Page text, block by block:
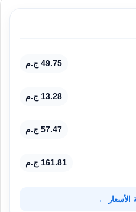
49.75 ج.م
13.28 ج.م
57.47 ج.م
161.81 ج.م
←